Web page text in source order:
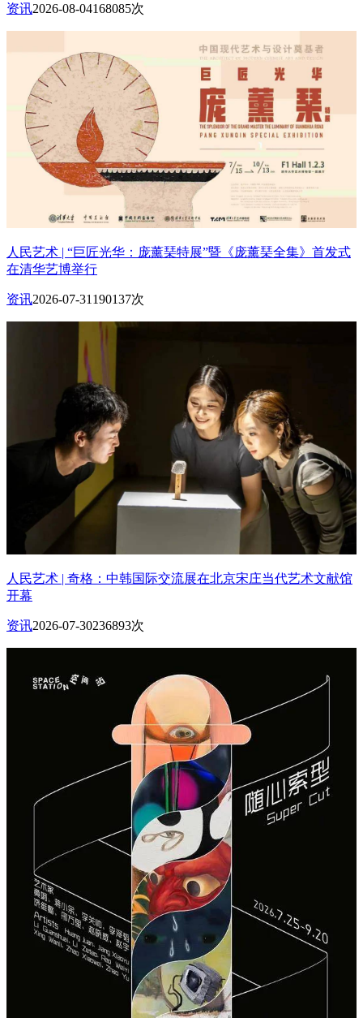
资讯2026-08-04168085次
人民艺术 | “巨匠光华：庞薰琹特展”暨《庞薰琹全集》首发式
在清华艺博举行
资讯2026-07-31 190137次
人民艺术 | 奇格：中韩国际交流展在北京宋庄当代艺术文献馆
开幕
资讯2026-07-30236893次